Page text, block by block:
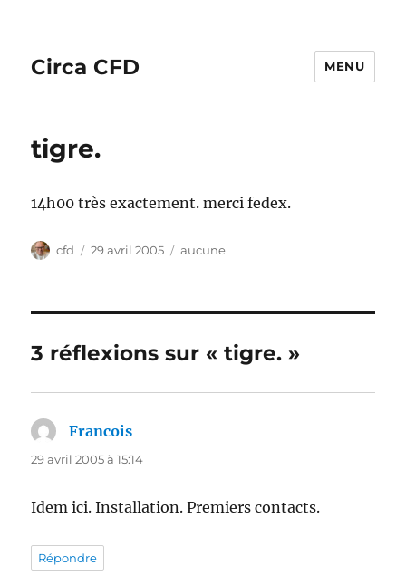
Circa CFD MENU
tigre.
14h00 très exactement. merci fedex.
Auteur
cfd
Publié
29 avril 2005 Catégories
aucune
3 réflexions sur « tigre. »
Francois
29 avril 2005 à 15:14
Idem ici. Installation. Premiers contacts.
Répondre